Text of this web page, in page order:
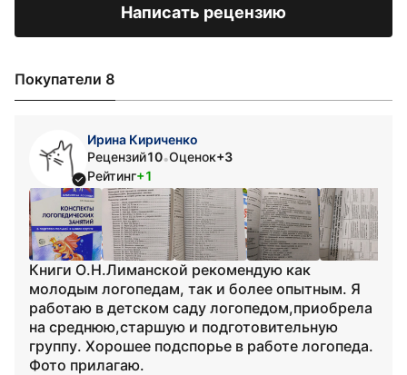
Написать рецензию
Покупатели 8
Ирина Кириченко
Рецензий10•Оценок+3
Рейтинг+1
Книги О.Н.Лиманской рекомендую как
молодым логопедам, так и более опытным. Я
работаю в детском саду логопедом,приобрела
на среднюю,старшую и подготовительную
группу. Хорошее подспорье в работе логопеда.
Фото прилагаю.